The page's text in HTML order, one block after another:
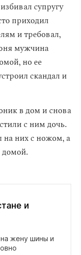
супругу
приходил
и требовал,
мужчина
но ее
скандал и
в дом и снова
с ним дочь.
на них с ножом, а
домой.
и
жену шины и